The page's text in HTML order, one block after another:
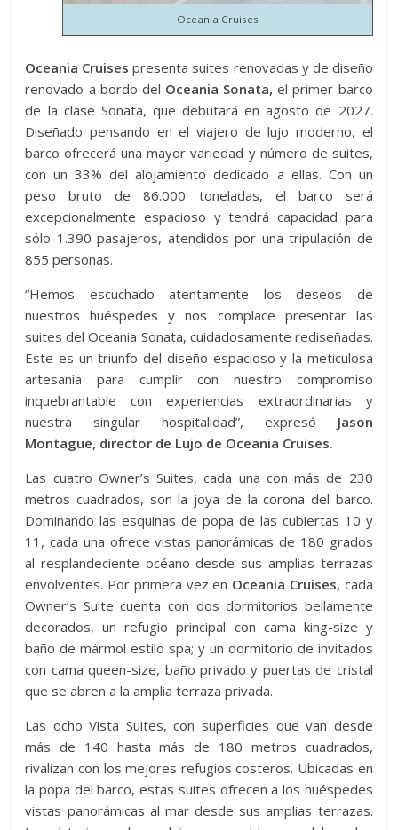
Oceania Cruises
Oceania Cruises presenta suites renovadas y de diseño
renovado a bordo del Oceania Sonata, el primer barco
de la clase Sonata, que debutará en agosto de 2027.
Diseñado pensando en el viajero de lujo moderno, el
barco ofrecerá una mayor variedad y número de suites,
con un 33% del alojamiento dedicado a ellas. Con un
peso bruto de 86.000 toneladas, el barco será
excepcionalmente espacioso y tendrá capacidad para
sólo 1.390 pasajeros, atendidos por una tripulación de
855 personas.
“Hemos escuchado atentamente los deseos de
nuestros huéspedes y nos complace presentar las
suites del Oceania Sonata, cuidadosamente rediseñadas.
Este es un triunfo del diseño espacioso y la meticulosa
artesanía para cumplir con nuestro compromiso
inquebrantable con experiencias extraordinarias y
nuestra singular hospitalidad”, expresó Jason
Montague, director de Lujo de Oceania Cruises.
Las cuatro Owner’s Suites, cada una con más de 230
metros cuadrados, son la joya de la corona del barco.
Dominando las esquinas de popa de las cubiertas 10 y
11, cada una ofrece vistas panorámicas de 180 grados
al resplandeciente océano desde sus amplias terrazas
envolventes. Por primera vez en Oceania Cruises, cada
Owner’s Suite cuenta con dos dormitorios bellamente
decorados, un refugio principal con cama king-size y
baño de mármol estilo spa; y un dormitorio de invitados
con cama queen-size, baño privado y puertas de cristal
que se abren a la amplia terraza privada.
Las ocho Vista Suites, con superficies que van desde
más de 140 hasta más de 180 metros cuadrados,
rivalizan con los mejores refugios costeros. Ubicadas en
la popa del barco, estas suites ofrecen a los huéspedes
vistas panorámicas al mar desde sus amplias terrazas.